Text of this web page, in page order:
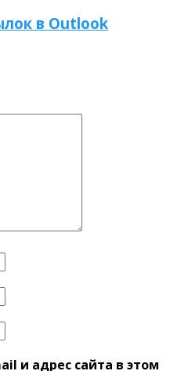
в Outlook
и адрес сайта в этом